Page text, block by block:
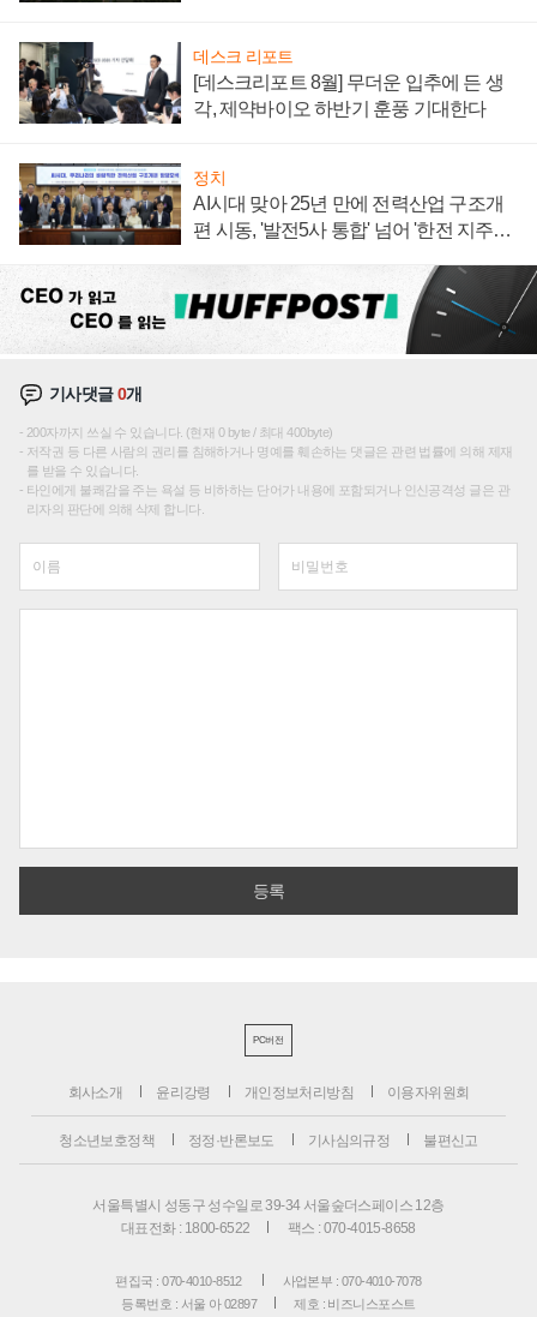
데스크 리포트
[데스크리포트 8월] 무더운 입추에 든 생
각, 제약바이오 하반기 훈풍 기대한다
정치
AI시대 맞아 25년 만에 전력산업 구조개
편 시동, '발전5사 통합' 넘어 '한전 지주사'
기사댓글0개
200자까지 쓰실 수 있습니다. (현재 0 byte / 최대 400byte)
저작권 등 다른 사람의 권리를 침해하거나 명예를 훼손하는 댓글은 관련 법률에 의해 제재
를 받을 수 있습니다.
타인에게 불쾌감을 주는 욕설 등 비하하는 단어가 내용에 포함되거나 인신공격성 글은 관
리자의 판단에 의해 삭제 합니다.
PC버전
회사소개 윤리강령 개인정보처리방침 이용자위원회
청소년보호정책 정정·반론보도 기사심의규정 불편신고
서울특별시 성동구 성수일로 39-34 서울숲더스페이스 12층
대표전화 : 1800-6522
팩스 : 070-4015-8658
편집국 : 070-4010-8512
사업본부 : 070-4010-7078
등록번호 : 서울 아 02897
제호 : 비즈니스포스트